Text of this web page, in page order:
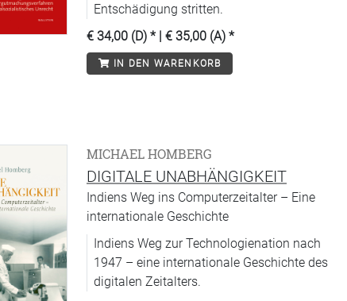
Entschädigung stritten.
€ 34,00 (D) * | € 35,00 (A) *
IN DEN WARENKORB
MICHAEL HOMBERG
DIGITALE UNABHÄNGIGKEIT
Indiens Weg ins Computerzeitalter – Eine
internationale Geschichte
Indiens Weg zur Technologienation nach
1947 – eine internationale Geschichte des
digitalen Zeitalters.